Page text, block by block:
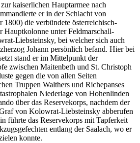
kaiserlichen Hauptarmee nach
er in der Schlacht von
1800) die verbündete österreichisch-
Hauptkolonne unter Feldmarschall-
Liebsteinsky, bei welcher sich auch
Johann persönlich befand. Hier bei
stand er im Mittelpunkt der
zwischen Maitenbeth und St. Christoph
gegen die von allen Seiten
Truppen Walthers und Richepanses
Niederlage von Hohenlinden
über das Reservekorps, nachdem der
von Kolowrat-Liebsteinsky abberufen
führte das Reservekorps mit Tapferkeit
entlang der Saalach, wo er
konnte.